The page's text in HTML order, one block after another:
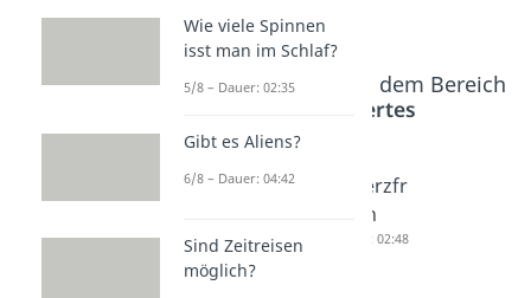
Beliebte Inhalte aus dem Bereich
Wissenswertes
Pub
Fragen
Dauer: 03:35
Rätsel
Erwachs
ene
Scherzfr
agen
Dauer: 02:48
Wie viele Spinnen
isst man im Schlaf?
5/8 – Dauer: 02:35
Gibt es Aliens?
6/8 – Dauer: 04:42
Sind Zeitreisen
möglich?